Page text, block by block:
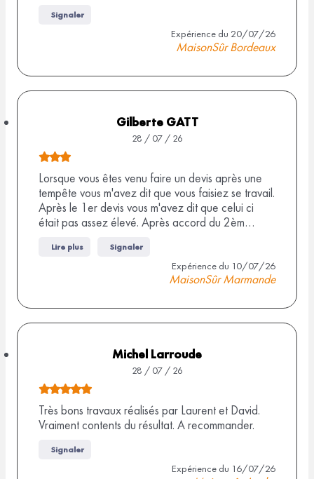
i
s
s
4
u
r
9
a
v
Signaler
Expérience du 20/07/26
MaisonSûr Bordeaux
Gilberte GATT
28 / 07 / 26
N
o
t
e
0
s
a
v
Lorsque vous êtes venu faire un devis après une
tempête vous m'avez dit que vous faisiez se travail.
Après le 1er devis vous m'avez dit que celui ci
était pas assez élevé. Après accord du 2èm…
Lire plus Signaler
Expérience du 10/07/26
MaisonSûr Marmande
Michel Larroude
28 / 07 / 26
N
o
t
Très bons travaux réalisés par Laurent et David.
Vraiment contents du résultat. A recommander.
Signaler
Expérience du 16/07/26